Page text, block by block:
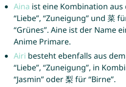
Aina ist eine Kombination aus
“Liebe”, “Zuneigung” und 菜
“Grünes”. Aine ist der Name
Anime Primare.
Airi besteht ebenfalls aus
“Liebe”, “Zuneigung”, in
“Jasmin” oder 梨 für “Birne”.